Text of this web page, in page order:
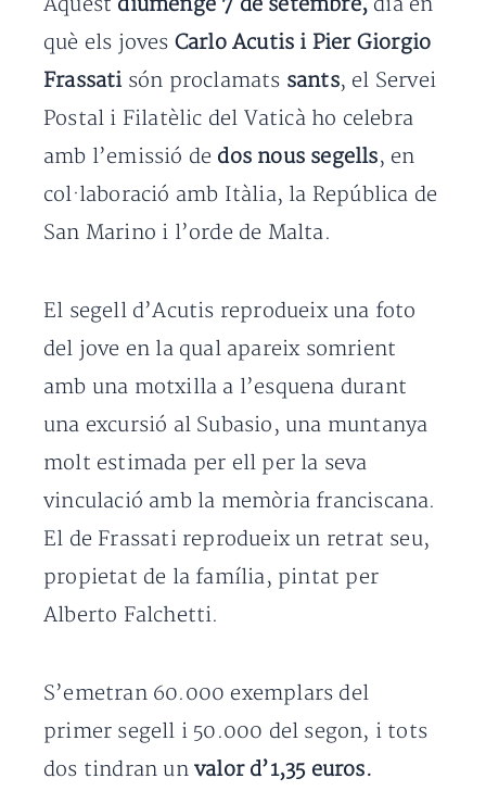
què els joves Carlo Acutis i Pier Giorgio
Frassati són proclamats sants, el Servei
Postal i Filatèlic del Vaticà ho celebra
amb l’emissió de dos nous segells, en
col·laboració amb Itàlia, la República de
San Marino i l’orde de Malta.
El segell d’Acutis reprodueix una foto
del jove en la qual apareix somrient
amb una motxilla a l’esquena durant
una excursió al Subasio, una muntanya
molt estimada per ell per la seva
vinculació amb la memòria franciscana.
El de Frassati reprodueix un retrat seu,
propietat de la família, pintat per
Alberto Falchetti.
S’emetran 60.000 exemplars del
primer segell i 50.000 del segon, i tots
dos tindran un valor d’1,35 euros.